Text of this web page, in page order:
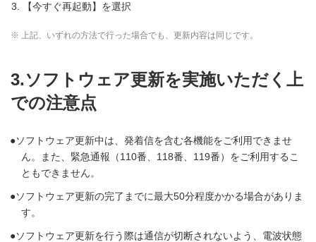
【今すぐ再起動】を選択
※ 上記、いずれの方法で行った場合でも、更新内容は同じです。
3.ソフトウェア更新を実施いただく上
での注意点
ソフトウェア更新中は、発着信を含む各機能をご利用できませ
ん。また、緊急通報（110番、118番、119番）をご利用するこ
ともできません。
ソフトウェア更新の完了までに最大50分程度かかる場合がありま
す。
ソフトウェア更新を行う際は通信が切断されないよう、電波状態